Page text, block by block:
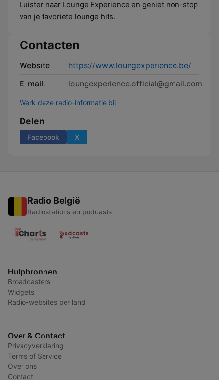
Luister naar Lounge Experience en geniet non-stop
van je favoriete lounge hits.
Contacten
Website
https://www.loungexperience.be/
E-mail:
loungexperience.official@gmail.com
Werk deze radio-informatie bij
Delen
Facebook X
Radio België
Radiostations en podcasts
Hulpbronnen
Broadcasters
Widgets
Radio-websites per land
Over & Contact
Privacyverklaring
Terms of Service
Over ons
Contact